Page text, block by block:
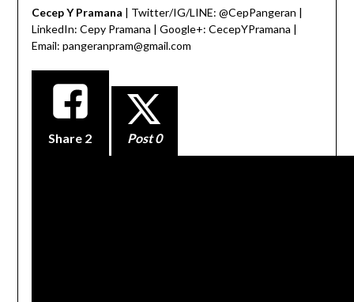
Cecep Y Pramana | Twitter/IG/LINE: @CepPangeran |
LinkedIn: Cepy Pramana | Google+: CecepYPramana |
Email: pangeranpram@gmail.com
Share 2 Post 0